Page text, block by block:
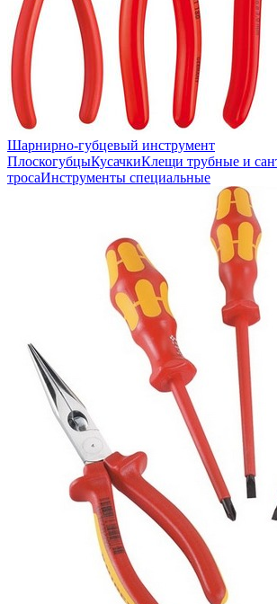
Шарнирно-губцевый инструмент
ПлоскогубцыКусачкиКлещи трубные и
тросаИнструменты специальные